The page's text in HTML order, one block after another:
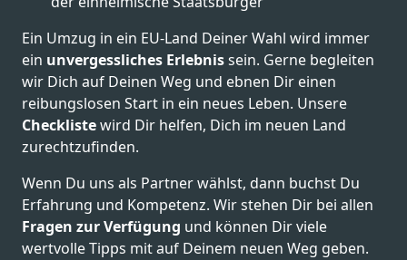
Ein Umzug in ein EU-Land Deiner Wahl wird immer
ein unvergessliches Erlebnissein. Gerne begleiten
wir Dich auf Deinen Weg und ebnen Dir einen
reibungslosen Start in ein neues Leben. Unsere
Checklistewird Dir helfen, Dich im neuen Land
zurechtzufinden.
Wenn Du uns als Partner wählst, dann buchst Du
Erfahrung und Kompetenz. Wir stehen Dir bei allen
Fragen zur Verfügung und können Dir viele
wertvolle Tipps mit auf Deinem neuen Weg geben.